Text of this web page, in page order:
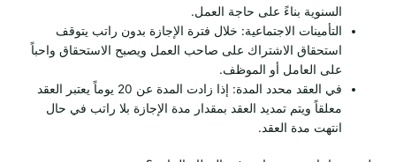
السنوية بناءً على حاجة العمل.
التأمينات الاجتماعية: خلال فترة الإجازة بدون راتب يتوقف
استحقاق الاشتراك على صاحب العمل ويصبح الاستحقاق واحباً
على العامل أو الموظف.
في العقد محدد المدة: إذا زادت المدة عن 20 يوماً يعتبر العقد
معلقاً ويتم تمديد العقد بمقدار مدة الإجازة بلا راتب في حال
انتهت مدة العقد.